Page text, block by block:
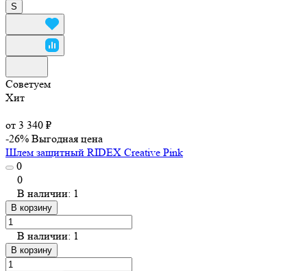
S
Советуем
Хит
от 3 340 ₽
-26% Выгодная цена
Шлем защитный RIDEX Creative Pink
0
0
В наличии: 1
В корзину
В наличии: 1
В корзину